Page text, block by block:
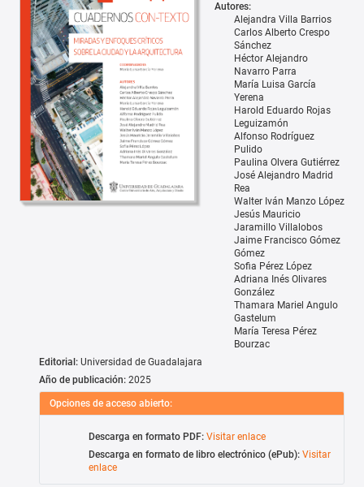
Autores:
Alejandra Villa Barrios
Carlos Alberto Crespo
Sánchez
Héctor Alejandro
Navarro Parra
María Luisa García
Yerena
Harold Eduardo Rojas
Leguizamón
Alfonso Rodríguez
Pulido
Paulina Olvera Gutiérrez
José Alejandro Madrid
Rea
Walter Iván Manzo López
Jesús Mauricio
Jaramillo Villalobos
Jaime Francisco Gómez
Gómez
Sofia Pérez López
Adriana Inés Olivares
González
Thamara Mariel Angulo
Gastelum
María Teresa Pérez
Bourzac
Editorial: Universidad de Guadalajara
Año de publicación: 2025
Opciones de acceso abierto:
Descarga en formato PDF: Visitar enlace
Descarga en formato de libro electrónico (ePub): Visitar
enlace